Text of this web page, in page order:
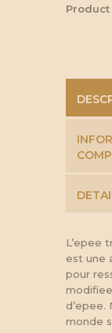
Product
L’epee
est une
pour
d’epee.
monde